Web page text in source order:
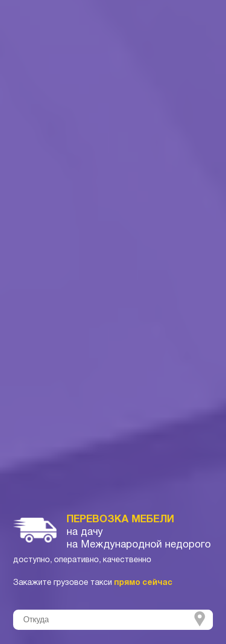
ПЕРЕВОЗКА МЕБЕЛИ
на дачу
на Международной недорого
доступно, оперативно, качественно
Закажите грузовое такси прямо сейчас